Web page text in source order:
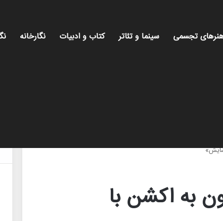
تجسمی سینما و تئاتر کتاب و ادبیات نگارخانه
به اکشن با